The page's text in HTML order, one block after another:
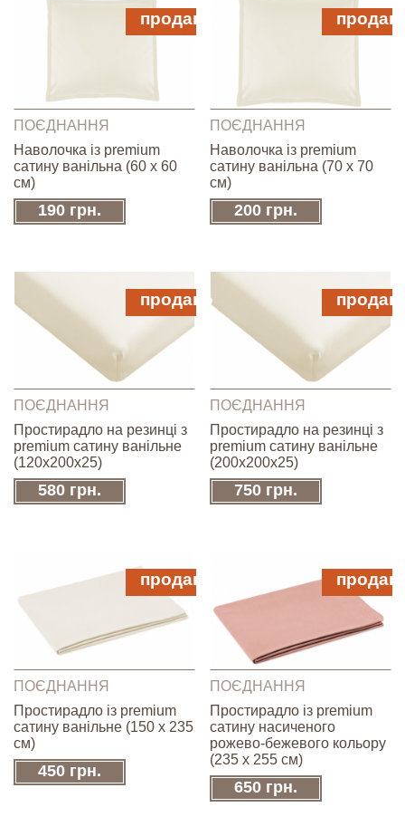
ПОЄДНАННЯ
Наволочка із premium
сатину ванільна (60 х 60
см)
190 грн.
продано
ПОЄДНАННЯ
Наволочка із premium
сатину ванільна (70 х 70
см)
200 грн.
ПОЄДНАННЯ
Простирадло на резинці з
premium сатину ванільне
(120х200х25)
580 грн.
продано
ПОЄДНАННЯ
Простирадло на резинці з
premium сатину ванільне
(200х200х25)
750 грн.
ПОЄДНАННЯ
Простирадло із premium
сатину ванільне (150 x 235
см)
450 грн.
продано
ПОЄДНАННЯ
Простирадло із premium
сатину насиченого
рожево-бежевого кольору
(235 x 255 см)
650 грн.